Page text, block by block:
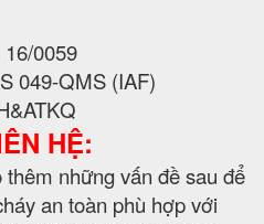
0059
049-QMS (IAF)
HỆ:
những vấn đề sau để
an toàn phù hợp với